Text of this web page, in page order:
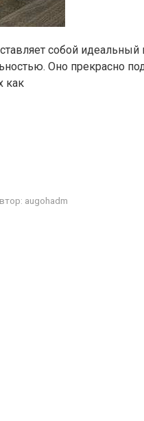
собой идеальный
Оно прекрасно
как
augohadm